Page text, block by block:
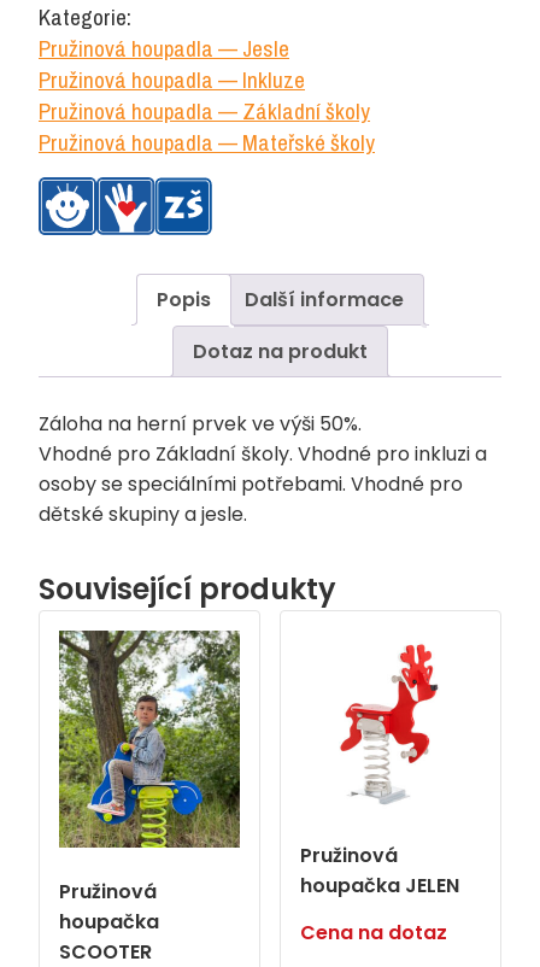
Kategorie:
Pružinová houpadla — Jesle
Pružinová houpadla — Inkluze
Pružinová houpadla — Základní školy
Pružinová houpadla — Mateřské školy
Popis
Další informace
Dotaz na produkt
Záloha na herní prvek ve výši 50%.
Vhodné pro Základní školy. Vhodné pro inkluzi a
osoby se speciálními potřebami. Vhodné pro
dětské skupiny a jesle.
Související produkty
Pružinová
houpačka
SCOOTER
Pružinová
houpačka JELEN
Cena na dotaz